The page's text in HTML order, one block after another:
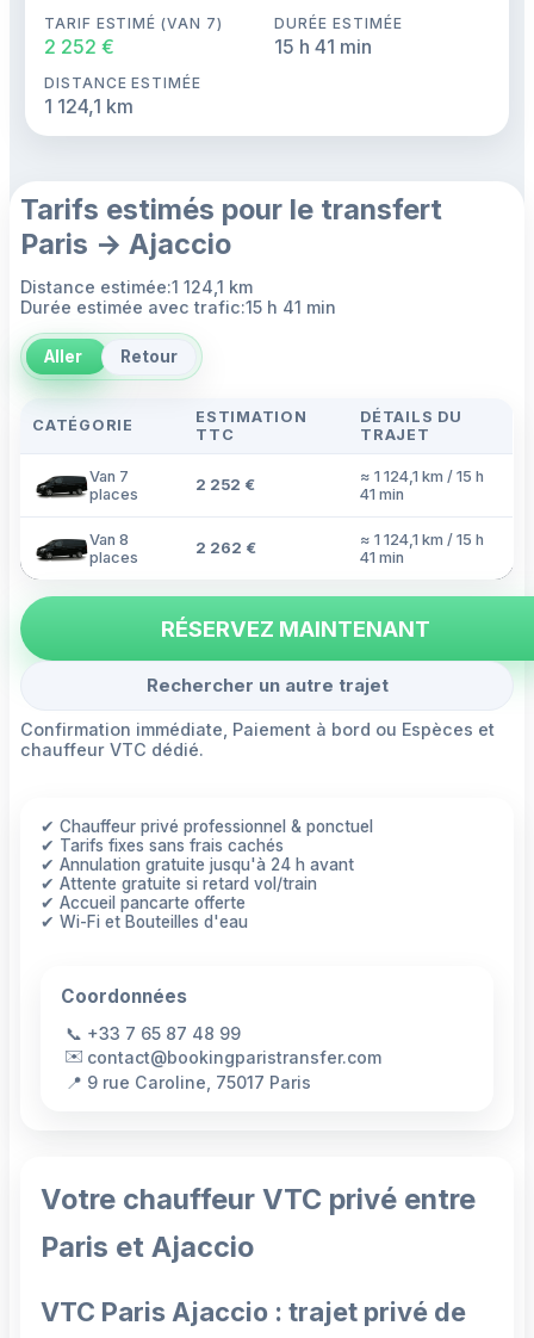
TARIF ESTIMÉ (VAN 7)
2 252 €
DURÉE ESTIMÉE
15 h 41 min
DISTANCE ESTIMÉE
1 124,1 km
Tarifs estimés pour le transfert
Paris → Ajaccio
Distance estimée:1 124,1 km
Durée estimée avec trafic:15 h 41 min
Aller Retour
CATÉGORIE
ESTIMATION
TTC
DÉTAILS DU
TRAJET
Van 7
places
2 252 €
≈ 1 124,1 km / 15 h
41 min
Van 8
places
2 262 €
≈ 1 124,1 km / 15 h
41 min
RÉSERVEZ MAINTENANT
Rechercher un autre trajet
Confirmation immédiate, Paiement à bord ou Espèces et
chauffeur VTC dédié.
✔ Chauffeur privé professionnel & ponctuel
✔ Tarifs fixes sans frais cachés
✔ Annulation gratuite jusqu'à 24 h avant
✔ Attente gratuite si retard vol/train
✔ Accueil pancarte offerte
✔ Wi-Fi et Bouteilles d'eau
Coordonnées
📞 +33 7 65 87 48 99
✉️ contact@bookingparistransfer.com
📍 9 rue Caroline, 75017 Paris
Votre chauffeur VTC privé entre
Paris et Ajaccio
VTC Paris Ajaccio : trajet privé de